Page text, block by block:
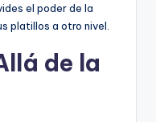
el poder de la
platillos a otro nivel.
de la